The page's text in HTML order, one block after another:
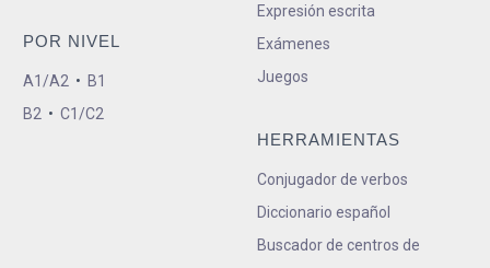
POR NIVEL
A1/A2 • B1
B2 • C1/C2
Expresión escrita
Exámenes
Juegos
HERRAMIENTAS
Conjugador de verbos
Diccionario español
Buscador de centros de